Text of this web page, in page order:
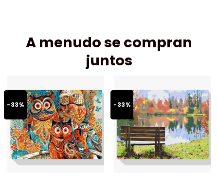
A menudo se compran
juntos
-33% -33%